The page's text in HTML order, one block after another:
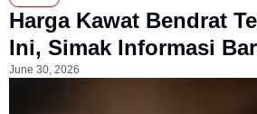
Harga Kawat Bendrat
Ini, Simak Informasi
June 30, 2026